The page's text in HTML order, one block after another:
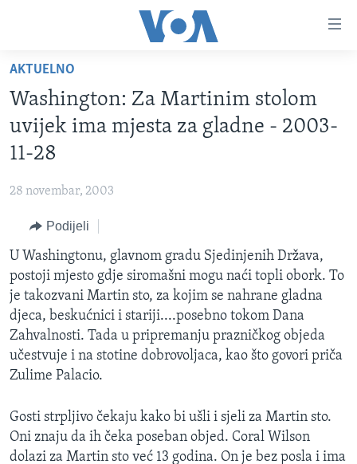
glavni
sadržaj
na
glavnu
Idi
pretragu
TV PROGRAM
FOTOGRAFIJE DANA
SJEDINJENE AMERIČKE DRŽAVE
BOSNA I HERCEGOVINA
SVIJET
NAUKA I TEHNOLOGIJA
SPECIJALNI PROJEKTI
KORUPCIJA
SLOBODA MEDIJA
ŽENSKA STRANA
IZBJEGLIČKA STRANA
MAGAZIN
Learning English
AKTUELNO
Washington: Za Martinim stolom
uvijek ima mjesta za gladne - 2003-
11-28
28 novembar, 2003
Podijeli
U Washingtonu, glavnom gradu Sjedinjenih Država,
postoji mjesto gdje siromašni mogu naći topli obork. To
je takozvani Martin sto, za kojim se nahrane gladna
djeca, beskućnici i stariji....posebno tokom Dana
Zahvalnosti. Tada u pripremanju prazničkog objeda
učestvuje i na stotine dobrovoljaca, kao što govori priča
Zulime Palacio.
Gosti strpljivo čekaju kako bi ušli i sjeli za Martin sto.
Oni znaju da ih čeka poseban objed. Coral Wilson
dolazi za Martin sto već 13 godina. On je bez posla i ima